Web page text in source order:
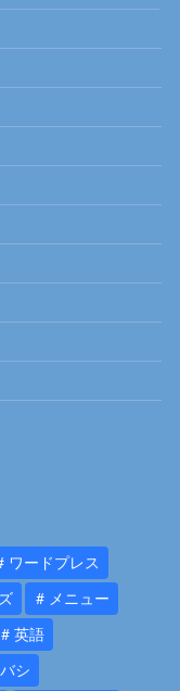
ワードプレス
メニュー
英語
シ